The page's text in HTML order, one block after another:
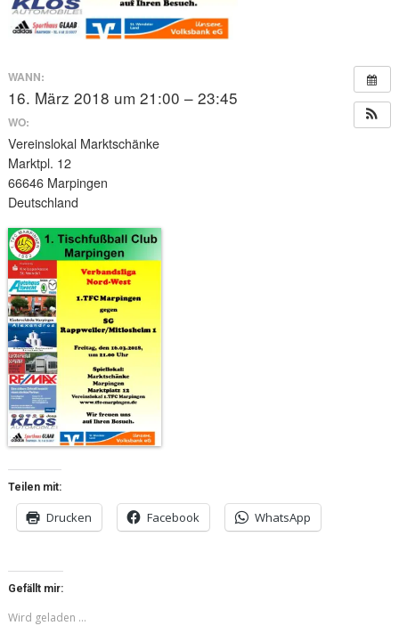
WANN:
16. März 2018 um 21:00 – 23:45
WO:
Vereinslokal Marktschänke
Marktpl. 12
66646 Marpingen
Deutschland
Teilen mit:
Drucken Facebook WhatsApp
Gefällt mir:
Wird geladen …